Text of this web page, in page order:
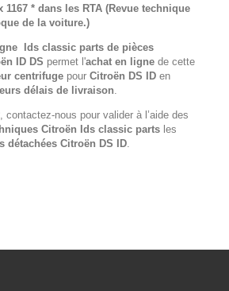
1167 * dans les RTA (Revue technique
de la voiture.)
Ids classic parts de pièces
ID DS permet l'achat en ligne de cette
centrifuge pour Citroën DS ID en
délais de livraison.
contactez-nous pour valider à l’aide des
Citroën Ids classic parts les
détachées Citroën DS ID.